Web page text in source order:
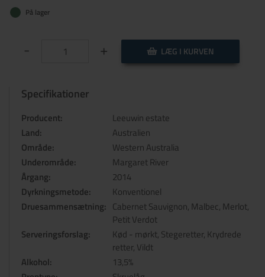
På lager
- + LÆG I KURVEN
Specifikationer
Producent:
Leeuwin estate
Land:
Australien
Område:
Western Australia
Underområde:
Margaret River
Årgang:
2014
Dyrkningsmetode:
Konventionel
Druesammensætning: Cabernet Sauvignon, Malbec, Merlot,
Petit Verdot
Serveringsforslag:
Kød - mørkt, Stegeretter, Krydrede
retter, Vildt
Alkohol:
13,5%